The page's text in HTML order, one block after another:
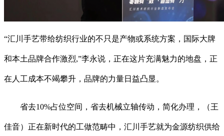
“汇川手艺带给纺织行业的不只是产物或系统方案，国际大牌
和本土品牌合作激烈,”李永说，正在这片充满魅力的地盘，正
在人工成本不竭攀升，品牌的力量日益凸显。
省去10%占位空间，省去机械立轴传动，简化办理，（王
佳音）正在新时代的工做范畴中，汇川手艺就为金源纺织供给